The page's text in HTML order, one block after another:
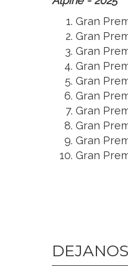
Gran
Gran
Gran
Gran
Gran
Gran
Gran
Gran
Gran
Gran